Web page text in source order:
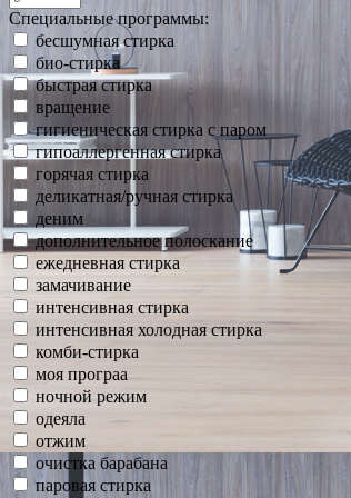
Специальные программы:
бесшумная стирка
био-стирка
быстрая стирка
вращение
гигиеническая стирка с паром
гипоаллергенная стирка
горячая стирка
деликатная/ручная стирка
деним
дополнительное полоскание
ежедневная стирка
замачивание
интенсивная стирка
интенсивная холодная стирка
комби-стирка
моя програа
ночной режим
одеяла
отжим
очистка барабана
паровая стирка